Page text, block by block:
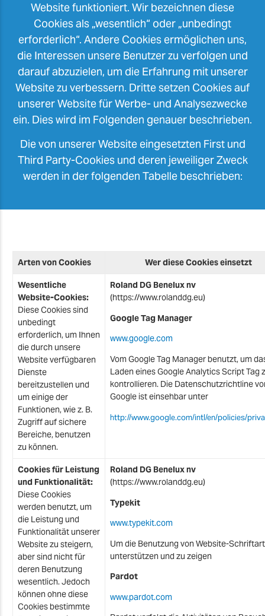
Website funktioniert. Wir bezeichnen diese
Cookies als „wesentlich“ oder „unbedingt
erforderlich“. Andere Cookies ermöglichen uns,
die Interessen unsere Benutzer zu verfolgen und
darauf abzuzielen, um die Erfahrung mit unserer
Website zu verbessern. Dritte setzen Cookies auf
unserer Website für Werbe- und Analysezwecke
ein. Dies wird im Folgenden genauer beschrieben.
Die von unserer Website eingesetzten First und
Third Party-Cookies und deren jeweiliger Zweck
werden in der folgenden Tabelle beschrieben:
Arten von Cookies Wer diese Cookies einsetzt
Wesentliche
Website-Cookies:
Diese Cookies sind
unbedingt
erforderlich, um Ihnen
die durch unsere
Website verfügbaren
Dienste
bereitzustellen und
um einige der
Funktionen, wie z. B.
Zugriff auf sichere
Bereiche, benutzen
zu können.
Roland DG Benelux nv
(https://www.rolanddg.eu)
Google Tag Manager
www.google.com
Vom Google Tag Manager benutzt, um
Laden eines Google Analytics Script Tag
kontrollieren. Die Datenschutzrichtline
Google ist einsehbar unter
http://www.google.com/intl/en/policies/
Cookies für Leistung
und Funktionalität:
Diese Cookies
werden benutzt, um
die Leistung und
Funktionalität unserer
Website zu steigern,
aber sind nicht für
deren Benutzung
wesentlich. Jedoch
können ohne diese
Cookies bestimmte
Roland DG Benelux nv
(https://www.rolanddg.eu)
Typekit
www.typekit.com
Um die Benutzung von Website-
unterstützen und zu zeigen
Pardot
www.pardot.com